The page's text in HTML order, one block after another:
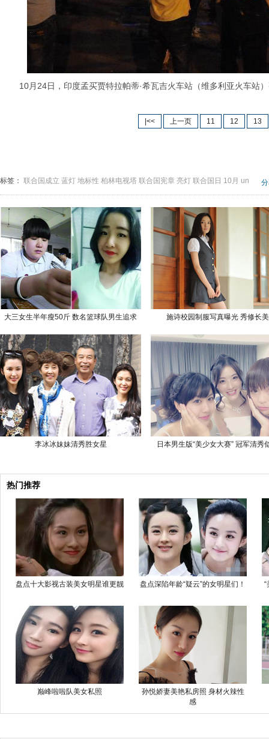
10月24日，印度孟买贾特拉帕蒂·希瓦吉火车站（维多利亚火车站
|<< 上一页 11 12 13
标签： 联合国成立 蓝灯 地标性 柏林电视塔 联合国宪章 亮灯 联合国日 10月 un
大三女生半年瘦50斤 数名篮球队男生追求
李冰冰妹妹清秀胜女星
施诗校园制服写真曝光 秀修长
日本男生版“美少女大赛” 冠军清秀
热门推荐
盘点十大影视古装美女明星谁更靓 盘点深陷年龄“疑云”的女明星们！
巅峰啦啦队美女私照
孙悦娇妻美艳私房照 身材火辣性
感